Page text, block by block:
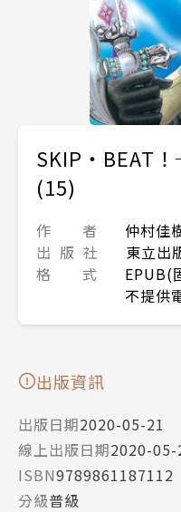
SKIP‧BEAT
(15)
作 者
仲村佳
出 版 社
東立出
格 式
EPUB(
不提供
出版資訊
出版日期2020-05-21
線上出版日期2020-05-
ISBN9789861187112
分級普級